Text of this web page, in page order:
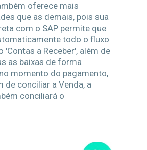
oferece mais
que as demais, pois sua
com o SAP permite que
todo o fluxo
'Contas a Receber', além de
as baixas de forma
momento do pagamento,
de conciliar a Venda, a
conciliará o